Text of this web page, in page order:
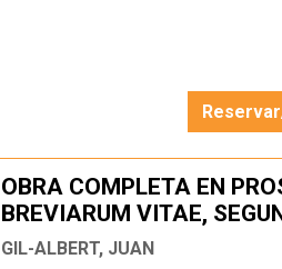
OBRA COMPLETA EN
BREVIARUM VITAE,
VOLUMEN
GIL-ALBERT, JUAN